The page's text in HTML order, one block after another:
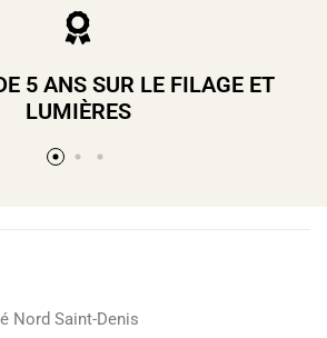
5 ANS SUR LE FILAGE ET
LUMIÈRES
Nord Saint-Denis